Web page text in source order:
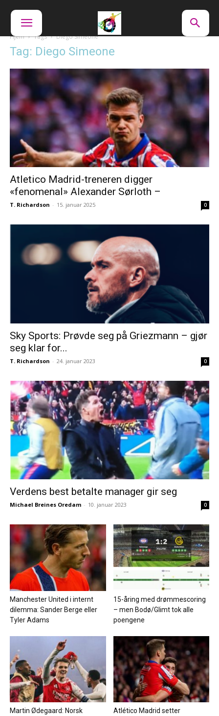
Hjem Tags Diego Simeone
Tag: Diego Simeone
Atletico Madrid-treneren digger
«fenomenal» Alexander Sørloth –
T. Richardson - 15. januar 2025 0
Sky Sports: Prøvde seg på Griezmann – gjør
seg klar for...
T. Richardson - 24. januar 2023 0
Verdens best betalte manager gir seg
Michael Breines Oredam - 10. januar 2023 0
Manchester United i internt
dilemma: Sander Berge eller
Tyler Adams
15-åring med drømmescoring
– men Bodø/Glimt tok alle
poengene
Martin Ødegaard: Norsk
Atlético Madrid setter